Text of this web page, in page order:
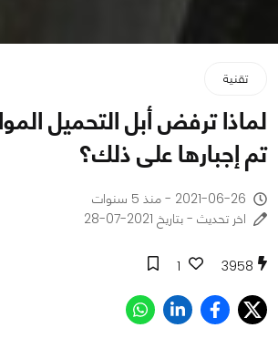
تقنية
لماذا ترفض أبل التحميل
تم إجبارها على ذلك؟
2021-06-26 - منذ 5 سنوات
اخر تحديث - بتاريخ 2021-07-28
3958
1